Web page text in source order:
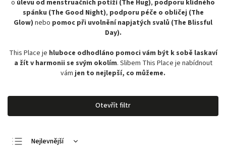
o úlevu od menstruačních potíží (The Hug), podporu klidného
spánku (The Good Night), podporu péče o obličej (The
Glow) nebo pomoc při uvolnění napjatých svalů (The Blissful
Day).
This Place je hluboce odhodláno pomoci vám být k sobě laskaví
a žít v harmonii se svým okolím. Slibem This Place je nabídnout
vámjen to nejlepší, co můžeme.
Otevřít filtr
Nejlevnější